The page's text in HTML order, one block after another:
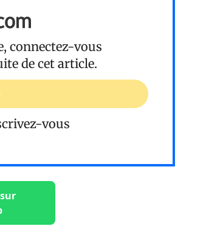
connectez-vous
de cet article.
vous